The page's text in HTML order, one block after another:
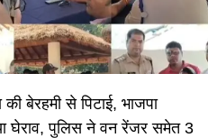
बेरहमी से पिटाई, भाजपा
घेराव, पुलिस ने वन रेंजर समेत 3